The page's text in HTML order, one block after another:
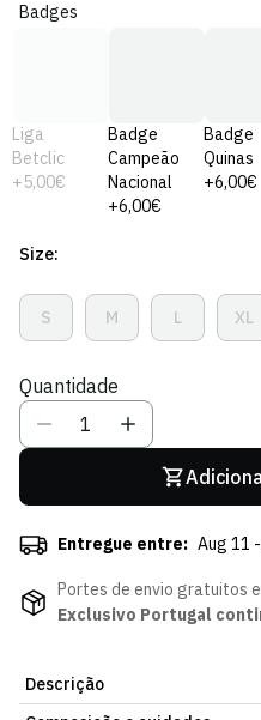
Badges
Liga
Betclic
+5,00€
Badge
Campeão
Nacional
+6,00€
Badge
Quinas
+6,00€
Size:
SVariante
Esgotada
Indisponível
MVariante
Esgotada
Indisponível
LVariante
Esgotada
XL
Quantidade
Entregue entre: Aug 11
Portes de envio gratuitos
Exclusivo Portugal
Descrição